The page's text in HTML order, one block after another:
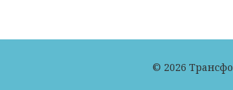
© 2026